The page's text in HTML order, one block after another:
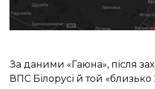
За даними «Гаюна», після
ВПС Білорусі й той